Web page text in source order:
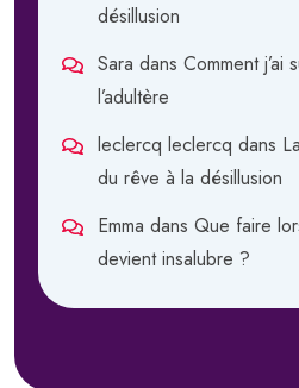
désillusion
Sara dans Comment j’ai
l’adultère
leclercq leclercq dans
du rêve à la désillusion
Emma dans Que faire
devient insalubre ?